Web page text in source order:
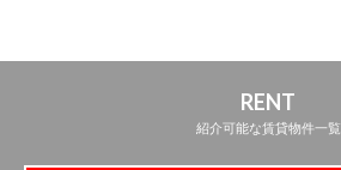
RENT
紹介可能な賃貸物件一覧